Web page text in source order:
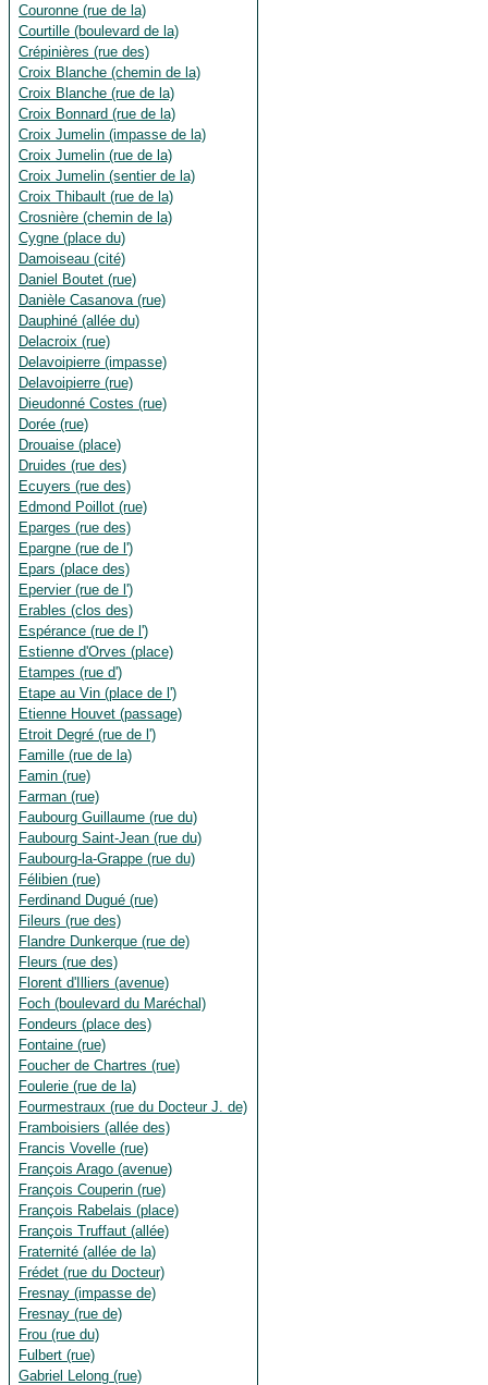
Couronne (rue de la)
Courtille (boulevard de la)
Crépinières (rue des)
Croix Blanche (chemin de la)
Croix Blanche (rue de la)
Croix Bonnard (rue de la)
Croix Jumelin (impasse de la)
Croix Jumelin (rue de la)
Croix Jumelin (sentier de la)
Croix Thibault (rue de la)
Crosnière (chemin de la)
Cygne (place du)
Damoiseau (cité)
Daniel Boutet (rue)
Danièle Casanova (rue)
Dauphiné (allée du)
Delacroix (rue)
Delavoipierre (impasse)
Delavoipierre (rue)
Dieudonné Costes (rue)
Dorée (rue)
Drouaise (place)
Druides (rue des)
Ecuyers (rue des)
Edmond Poillot (rue)
Eparges (rue des)
Epargne (rue de l')
Epars (place des)
Epervier (rue de l')
Erables (clos des)
Espérance (rue de l')
Estienne d'Orves (place)
Etampes (rue d')
Etape au Vin (place de l')
Etienne Houvet (passage)
Etroit Degré (rue de l')
Famille (rue de la)
Famin (rue)
Farman (rue)
Faubourg Guillaume (rue du)
Faubourg Saint-Jean (rue du)
Faubourg-la-Grappe (rue du)
Félibien (rue)
Ferdinand Dugué (rue)
Fileurs (rue des)
Flandre Dunkerque (rue de)
Fleurs (rue des)
Florent d'Illiers (avenue)
Foch (boulevard du Maréchal)
Fondeurs (place des)
Fontaine (rue)
Foucher de Chartres (rue)
Foulerie (rue de la)
Fourmestraux (rue du Docteur J. de)
Framboisiers (allée des)
Francis Vovelle (rue)
François Arago (avenue)
François Couperin (rue)
François Rabelais (place)
François Truffaut (allée)
Fraternité (allée de la)
Frédet (rue du Docteur)
Fresnay (impasse de)
Fresnay (rue de)
Frou (rue du)
Fulbert (rue)
Gabriel Lelong (rue)